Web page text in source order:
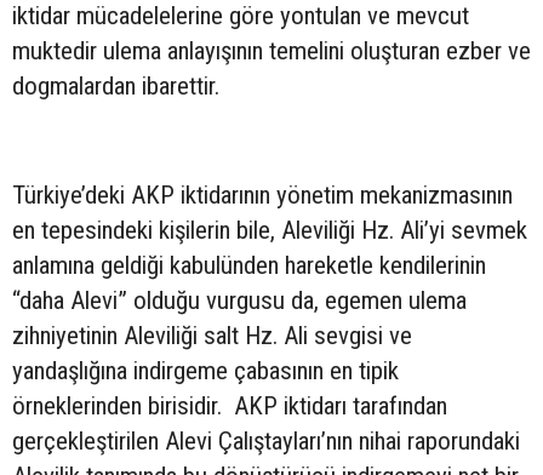
iktidar mücadelelerine göre yontulan ve mevcut
muktedir ulema anlayışının temelini oluşturan ezber ve
dogmalardan ibarettir.
Türkiye’deki AKP iktidarının yönetim mekanizmasının
en tepesindeki kişilerin bile, Aleviliği Hz. Ali’yi sevmek
anlamına geldiği kabulünden hareketle kendilerinin
“daha Alevi” olduğu vurgusu da, egemen ulema
zihniyetinin Aleviliği salt Hz. Ali sevgisi ve
yandaşlığına indirgeme çabasının en tipik
örneklerinden birisidir. AKP iktidarı tarafından
gerçekleştirilen Alevi Çalıştayları’nın nihai raporundaki